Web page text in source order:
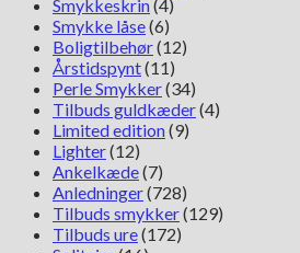
Smykkeskrin(4)
Smykke låse(6)
Boligtilbehør(12)
Årstidspynt(11)
Perle Smykker(34)
Tilbuds guldkæder(4)
Limited edition(9)
Lighter(12)
Ankelkæde(7)
Anledninger(728)
Tilbuds smykker(129)
Tilbuds ure(172)